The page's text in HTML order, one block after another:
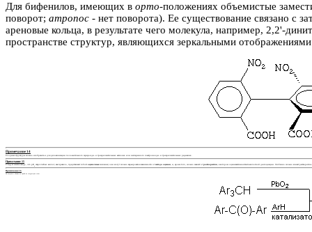
Для бифенилов, имеющих в орто-положениях объемистые
поворот; атропос - нет поворота). Ее существование связано с
ареновые кольца, в результате чего молекула, например, 2,2'-
пространстве структур, являющихся зеркальными
Примечание 14
Сходные структуры можно изобразить и для делокализации положительного заряда в ди- и триарилметильных катионах или неспаренного электрона в ди- и триарилметильных радикалах.
Примечание 15
Следует иметь в виду, что р К сверхслабых кислот, как правило, представляют собой оценочные значения; они могут сильно варьировать в зависимости от метода оценки , и, кроме того, сильно зависят от растворителя , в котором оценивается константа кислотной диссоциации. Особенно сильно влияет растворитель
Примечание 16